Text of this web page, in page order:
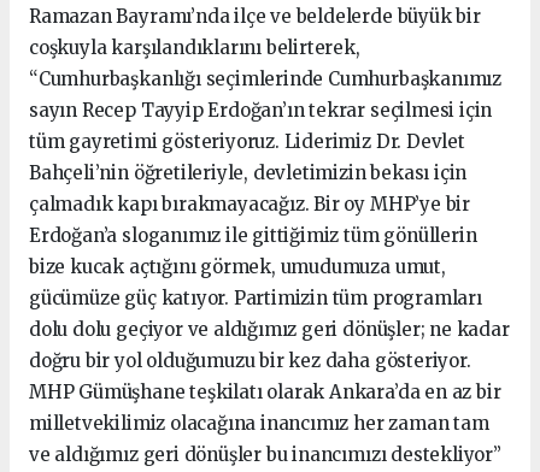
Ramazan Bayramı’nda ilçe ve beldelerde büyük bir
coşkuyla karşılandıklarını belirterek,
“Cumhurbaşkanlığı seçimlerinde Cumhurbaşkanımız
sayın Recep Tayyip Erdoğan’ın tekrar seçilmesi için
tüm gayretimi gösteriyoruz. Liderimiz Dr. Devlet
Bahçeli’nin öğretileriyle, devletimizin bekası için
çalmadık kapı bırakmayacağız. Bir oy MHP’ye bir
Erdoğan’a sloganımız ile gittiğimiz tüm gönüllerin
bize kucak açtığını görmek, umudumuza umut,
gücümüze güç katıyor. Partimizin tüm programları
dolu dolu geçiyor ve aldığımız geri dönüşler; ne kadar
doğru bir yol olduğumuzu bir kez daha gösteriyor.
MHP Gümüşhane teşkilatı olarak Ankara’da en az bir
milletvekilimiz olacağına inancımız her zaman tam
ve aldığımız geri dönüşler bu inancımızı destekliyor”